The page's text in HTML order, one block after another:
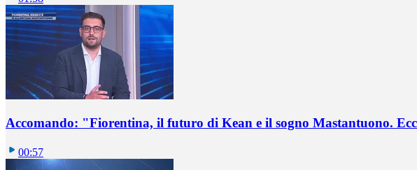
Accomando: "Fiorentina, il futuro di Kean e il sogno Mastantuono.
00:57